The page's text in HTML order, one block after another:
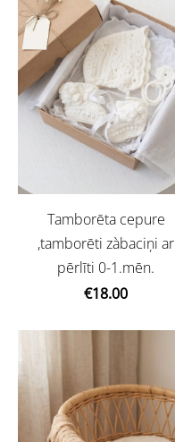
Tamborēta cepure
,tamborēti zàbaciņi ar
pērlīti 0-1.mēn.
€18.00